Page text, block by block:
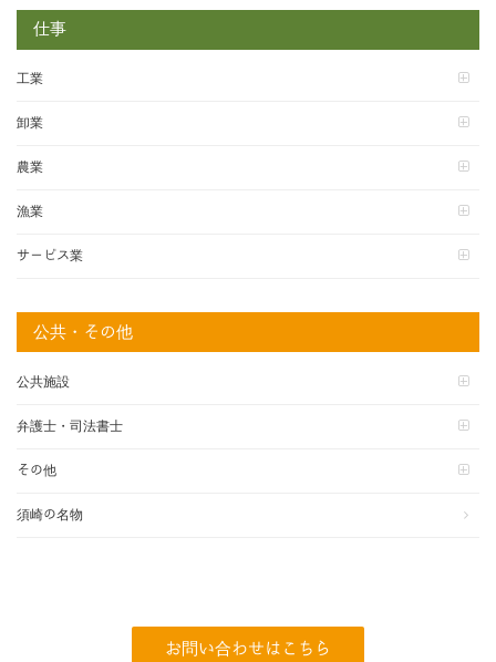
仕事
工業
卸業
農業
漁業
サービス業
公共・その他
公共施設
弁護士・司法書士
その他
須崎の名物
お問い合わせはこちら